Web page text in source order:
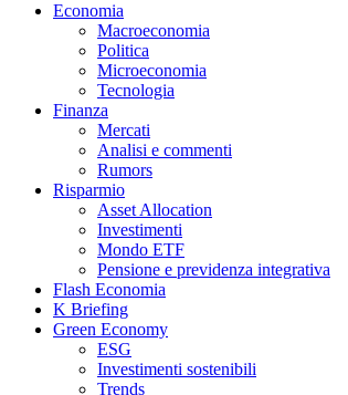
Economia
Macroeconomia
Politica
Microeconomia
Tecnologia
Finanza
Mercati
Analisi e commenti
Rumors
Risparmio
Asset Allocation
Investimenti
Mondo ETF
Pensione e previdenza integrativa
Flash Economia
K Briefing
Green Economy
ESG
Investimenti sostenibili
Trends